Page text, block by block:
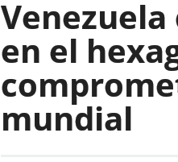
en el
mundial